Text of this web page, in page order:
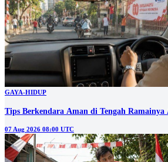
GAYA-HIDUP
Tips Berkendara Aman di Tengah Ramainya
07 Aug 2026 08:00 UTC